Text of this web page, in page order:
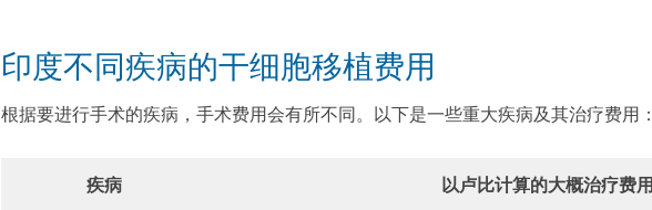
印度不同疾病的干细胞移植费用
根据要进行手术的疾病，手术费用会有所不同。以下是一些重大疾病及其治疗费用：
疾病 以卢比计算的大概治疗费用